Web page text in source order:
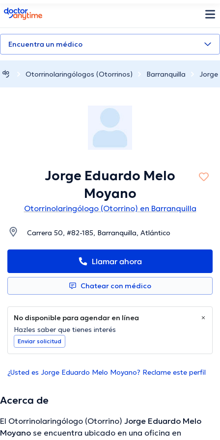
doctoranytime
Encuentra un médico
Otorrinolaringólogos (Otorrinos) Barranquilla
Jorge Eduardo Melo
Moyano
Otorrinolaringólogo (Otorrino) en Barranquilla
Carrera 50, #82-185, Barranquilla, Atlántico
Llamar ahora
Chatear con médico
No disponible para agendar en línea
Hazles saber que tienes interés
Enviar solicitud
¿Usted es Jorge Eduardo Melo Moyano? Reclame este perfil
Acerca de
El Otorrinolaringólogo (Otorrino) Jorge Eduardo Melo
Moyano se encuentra ubicado en una oficina en